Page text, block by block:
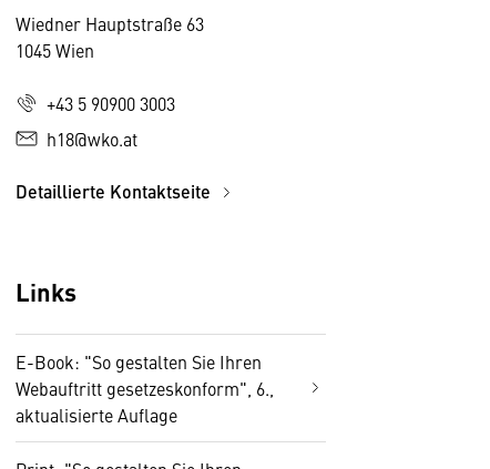
Wiedner Hauptstraße 63
1045 Wien
+43 5 90900 3003
h18@wko.at
Detaillierte Kontaktseite
Links
E-Book: "So gestalten Sie Ihren
Webauftritt gesetzeskonform", 6.,
aktualisierte Auflage